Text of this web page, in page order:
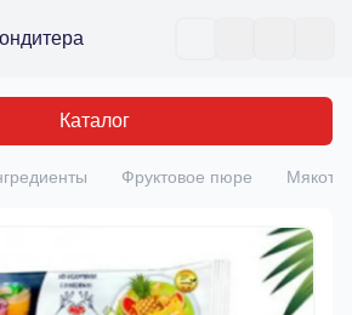
Каталог
Фруктовое пюре Мякоть